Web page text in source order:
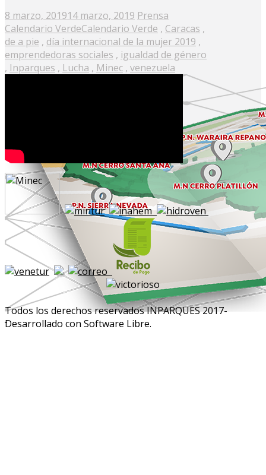
Posted
on
8 marzo, 201914 marzo, 2019 Prensa
Calendario VerdeCalendario Verde , Caracas ,
de a pie , día internacional de la mujer 2019 ,
emprendedoras sociales , igualdad de género
, Inparques , Lucha , Minec , venezuela
Todos los derechos reservados INPARQUES 2017-
Desarrollado con Software Libre.